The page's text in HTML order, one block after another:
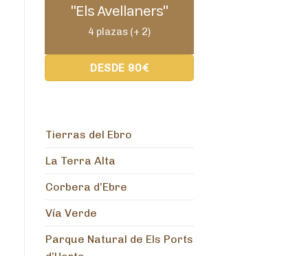
"Els Avellaners"
4 plazas (+ 2)
DESDE 90€
Tierras del Ebro
La Terra Alta
Corbera d’Ebre
Vía Verde
Parque Natural de Els Ports